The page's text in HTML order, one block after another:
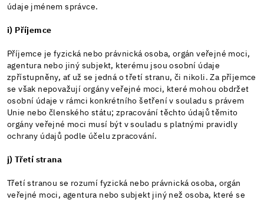
údaje jménem správce.
i) Příjemce
Příjemce je fyzická nebo právnická osoba, orgán veřejné moci,
agentura nebo jiný subjekt, kterému jsou osobní údaje
zpřístupněny, ať už se jedná o třetí stranu, či nikoli. Za příjemce
se však nepovažují orgány veřejné moci, které mohou obdržet
osobní údaje v rámci konkrétního šetření v souladu s právem
Unie nebo členského státu; zpracování těchto údajů těmito
orgány veřejné moci musí být v souladu s platnými pravidly
ochrany údajů podle účelu zpracování.
j) Třetí strana
Třetí stranou se rozumí fyzická nebo právnická osoba, orgán
veřejné moci, agentura nebo subjekt jiný než osoba, které se